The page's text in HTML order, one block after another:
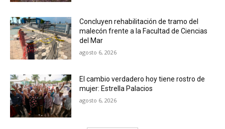
Concluyen rehabilitación de tramo del
malecón frente a la Facultad de Ciencias
del Mar
agosto 6, 2026
El cambio verdadero hoy tiene rostro de
mujer: Estrella Palacios
agosto 6, 2026